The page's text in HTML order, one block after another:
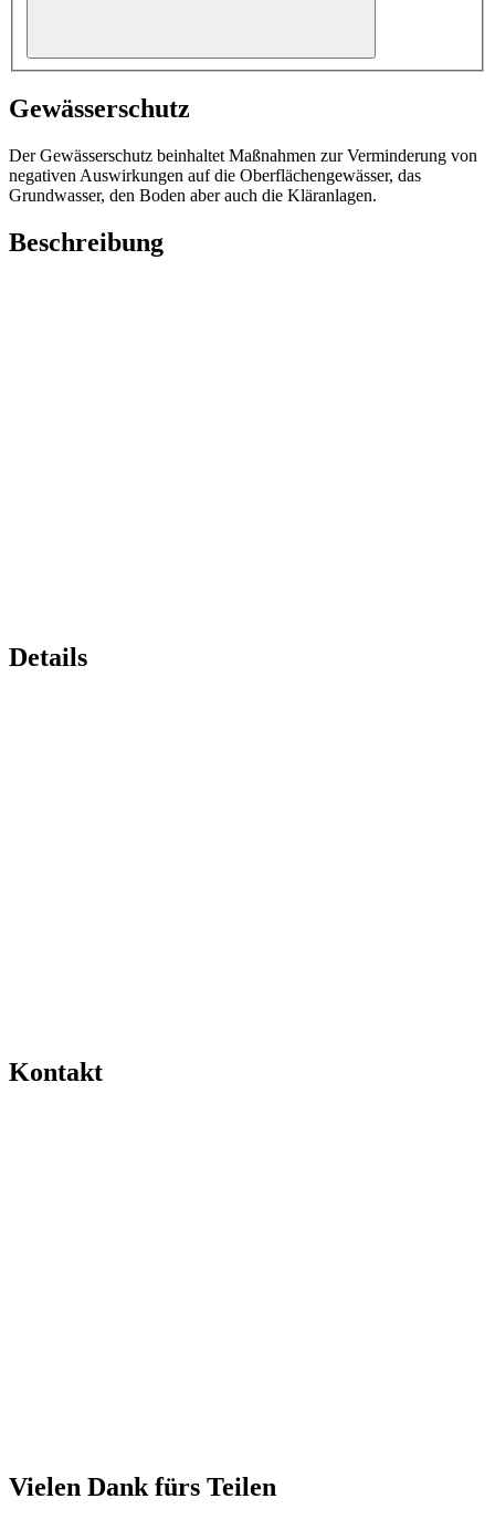
Gewässerschutz
Der Gewässerschutz beinhaltet Maßnahmen zur Verminderung von
negativen Auswirkungen auf die Oberflächengewässer, das
Grundwasser, den Boden aber auch die Kläranlagen.
Beschreibung
Details
Kontakt
Vielen Dank fürs Teilen